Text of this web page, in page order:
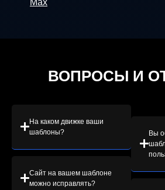
ВОПРОСЫ И
На каком движке ваши
шаблоны?
Сайт на вашем шаблоне
можно исправлять?
Вы